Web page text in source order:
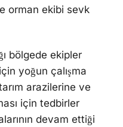
orman ekibi sevk
bölgede ekipler
yoğun çalışma
arazilerine ve
için tedbirler
devam ettiği